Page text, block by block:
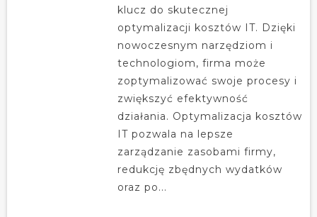
klucz do skutecznej
optymalizacji kosztów IT. Dzięki
nowoczesnym narzędziom i
technologiom, firma może
zoptymalizować swoje procesy i
zwiększyć efektywność
działania. Optymalizacja kosztów
IT pozwala na lepsze
zarządzanie zasobami firmy,
redukcję zbędnych wydatków
oraz po...